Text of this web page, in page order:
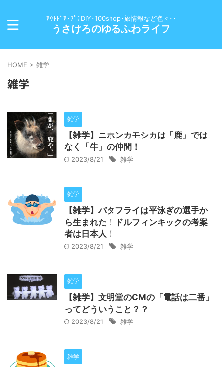
ｱｳﾄﾄﾞｱ･ﾌﾟﾁDIY･100shop･旅情報など色々･･
うさけろのゆるふわライフ
HOME > 雑学
雑学
雑学
【雑学】ニホンカモシカは「鹿」では
なく「牛」の仲間！
2023/8/21 雑学
雑学
【雑学】バタフライは平泳ぎの選手か
ら生まれた！ドルフィンキックの考案
者は日本人！
2023/8/21 雑学
雑学
【雑学】文明堂のCMの「電話は二番」
ってどういうこと？？
2023/8/21 雑学
雑学